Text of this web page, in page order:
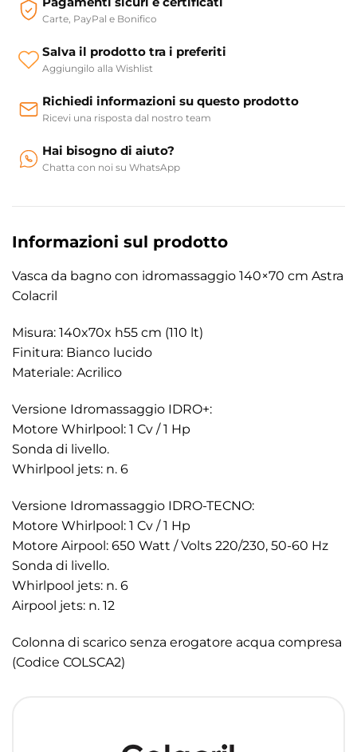
Carte, PayPal e Bonifico
Salva il prodotto tra i preferiti
Aggiungilo alla Wishlist
Richiedi informazioni su questo prodotto
Ricevi una risposta dal nostro team
Hai bisogno di aiuto?
Chatta con noi su WhatsApp
Informazioni sul prodotto
Vasca da bagno con idromassaggio 140×70 cm Astra
Colacril
Misura: 140x70x h55 cm (110 lt)
Finitura: Bianco lucido
Materiale: Acrilico
Versione Idromassaggio IDRO+:
Motore Whirlpool: 1 Cv / 1 Hp
Sonda di livello.
Whirlpool jets: n. 6
Versione Idromassaggio IDRO-TECNO:
Motore Whirlpool: 1 Cv / 1 Hp
Motore Airpool: 650 Watt / Volts 220/230, 50-60 Hz
Sonda di livello.
Whirlpool jets: n. 6
Airpool jets: n. 12
Colonna di scarico senza erogatore acqua compresa
(Codice COLSCA2)